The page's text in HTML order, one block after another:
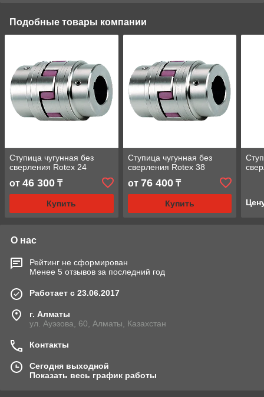
Подобные товары компании
Ступица чугунная без
сверления Rotex 24
от 46 300 ₸
Купить
Ступица чугунная без
сверления Rotex 38
от 76 400₸
Купить
О нас
Рейтинг не сформирован
Менее 5 отзывов за последний год
Работает с 23.06.2017
г. Алматы
ул. Ауэзова, 60, Алматы, Казахстан
Контакты
Сегодня выходной
Показать весь график работы